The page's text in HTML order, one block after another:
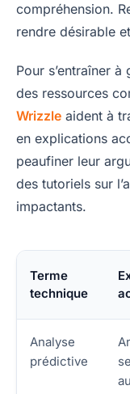
compréhension.
rendre désirable
Pour s’entraîner
des ressources
Wrizzle aident à
en explications
peaufiner leur
des tutoriels sur
impactants.
Terme
technique
Analyse
prédictive